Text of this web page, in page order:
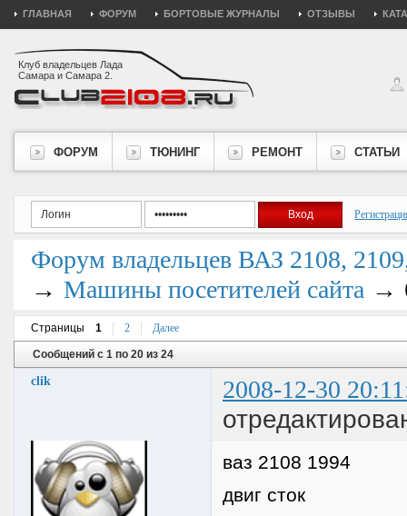
ГЛАВНАЯ ФОРУМ БОРТОВЫЕ ЖУРНАЛЫ ОТЗЫВЫ
Клуб владельцев Лада
Самара и Самара 2.
ФОРУМ ТЮНИНГ РЕМОНТ СТАТЬИ
Форум владельцев ВАЗ 2108,
→ Машины посетителей сайта →
Страницы 1 2 Далее
Сообщений с 1 по 20 из 24
clik 2008-12-30
ваз 2108 1994
двиг сток